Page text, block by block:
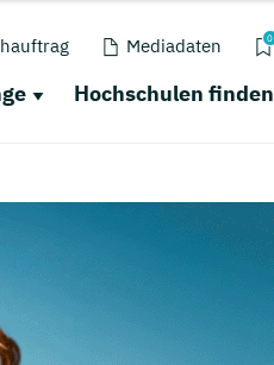
Mediadaten 0
Hochschulen finden